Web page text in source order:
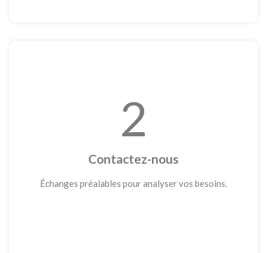
2
Contactez-nous
Échanges préalables pour analyser vos besoins.